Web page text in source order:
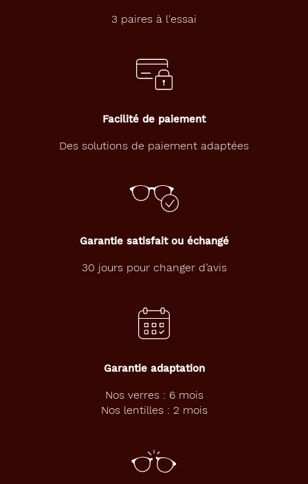
3 paires à l'essai
Facilité de paiement
Des solutions de paiement adaptées
Garantie satisfait ou échangé
30 jours pour changer d’avis
Garantie adaptation
Nos verres : 6 mois
Nos lentilles : 2 mois